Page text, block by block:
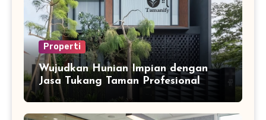
Properti
Wujudkan Hunian Impian dengan
Jasa Tukang Taman Profesional